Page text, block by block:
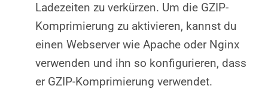
Ladezeiten zu verkürzen. Um die GZIP-
Komprimierung zu aktivieren, kannst du
einen Webserver wie Apache oder Nginx
verwenden und ihn so konfigurieren, dass
er GZIP-Komprimierung verwendet.